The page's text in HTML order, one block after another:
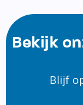
Bekijk
Blijf